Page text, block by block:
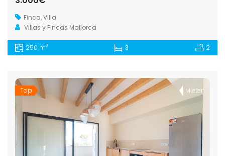
Finca,Villa
Villas y Fincas Mallorca
250 m2 3 2
Top Mieten